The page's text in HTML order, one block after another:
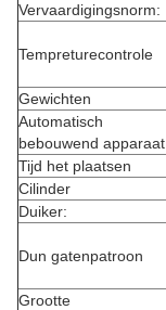
Vervaardigingsnorm:
Tempreturecontrole
Gewichten
Automatisch
bebouwend apparaat
Tijd het plaatsen
Cilinder
Duiker:
Dun gatenpatroon
Grootte